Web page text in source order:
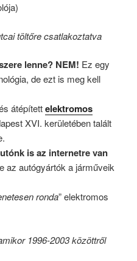
töltőre csatlakoztatva
lenne? NEM! Ez egy
de ezt is meg kell
átépítettelektromos
XVI. kerületében talált
is az internetre van
az autógyártók a járműveik
ronda” elektromos
1996-2003 közöttről